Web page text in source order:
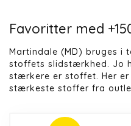
Favoritter med
Martindale (MD) bruges i
stoffets slidstærkhed. Jo
stærkere er stoffet. Her
stærkeste stoffer fra